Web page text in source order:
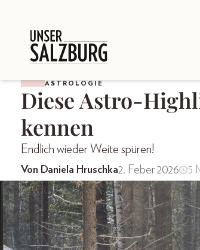
ASTROLOGIE
Diese Astro-
kennen
Endlich wieder Weite spüren!
Von Daniela Hruschka2. Feber 2026 5